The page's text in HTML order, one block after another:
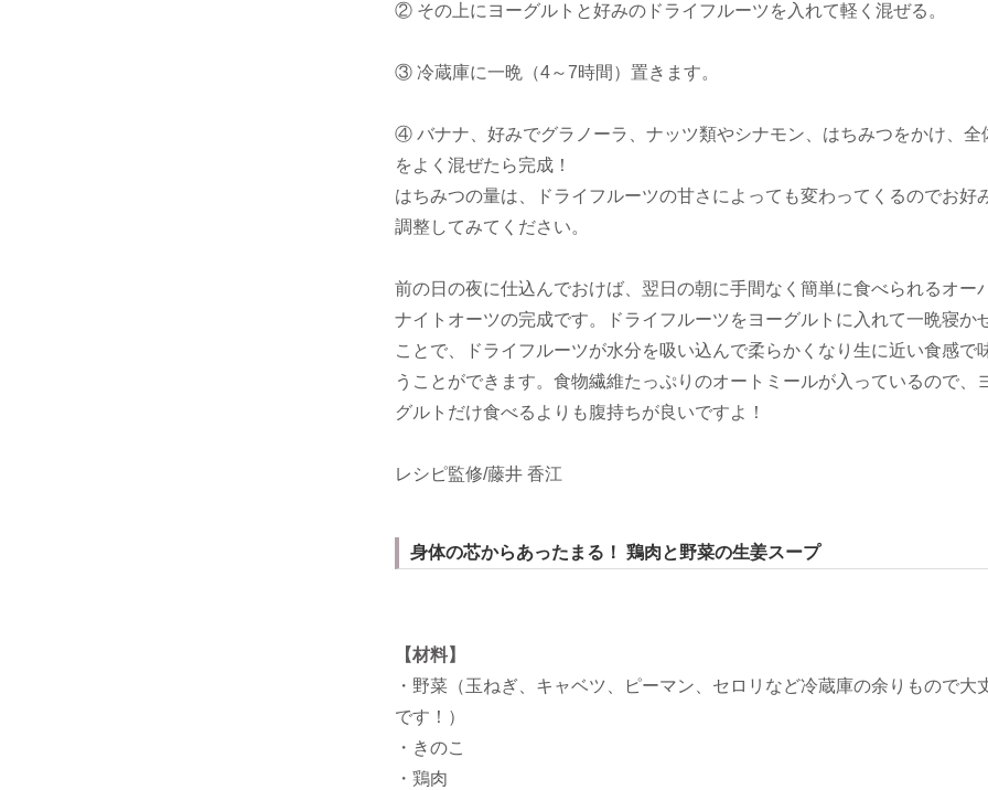
② その上にヨーグルトと好みのドライフルーツを入れて軽く混ぜる。
③ 冷蔵庫に一晩（4～7時間）置きます。
④ バナナ、好みでグラノーラ、ナッツ類やシナモン、はちみつをかけ、全
をよく混ぜたら完成！
はちみつの量は、ドライフルーツの甘さによっても変わってくるのでお好
調整してみてください。
前の日の夜に仕込んでおけば、翌日の朝に手間なく簡単に食べられるオー
ナイトオーツの完成です。ドライフルーツをヨーグルトに入れて一晩寝か
ことで、ドライフルーツが水分を吸い込んで柔らかくなり生に近い食感で
うことができます。食物繊維たっぷりのオートミールが入っているので、
グルトだけ食べるよりも腹持ちが良いですよ！
レシピ監修/藤井 香江
身体の芯からあったまる！ 鶏肉と野菜の生姜スープ
【材料】
・野菜（玉ねぎ、キャベツ、ピーマン、セロリなど冷蔵庫の余りもので大
です！）
・きのこ
・鶏肉